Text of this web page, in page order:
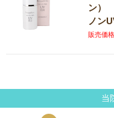
ン）
ノン
販売価
当